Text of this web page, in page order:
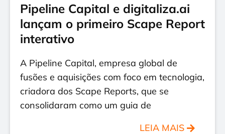
Pipeline Capital e digitaliza.ai
lançam o primeiro Scape Report
interativo
A Pipeline Capital, empresa global de
fusões e aquisições com foco em tecnologia,
criadora dos Scape Reports, que se
consolidaram como um guia de
LEIA MAIS